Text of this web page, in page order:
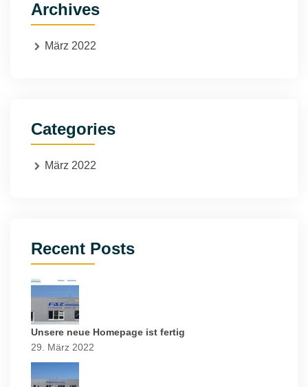
Archives
März 2022
Categories
März 2022
Recent Posts
Unsere neue Homepage ist fertig
29. März 2022